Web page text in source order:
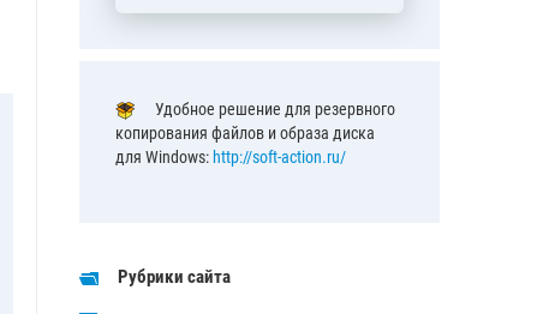
Удобное решение для резервного
копирования файлов и образа диска
для Windows: http://soft-action.ru/
Рубрики сайта